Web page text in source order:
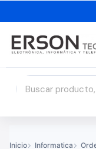
Inicio Informatica